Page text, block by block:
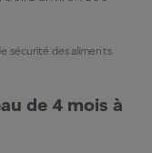
sécurité des aliments
de 4 mois à